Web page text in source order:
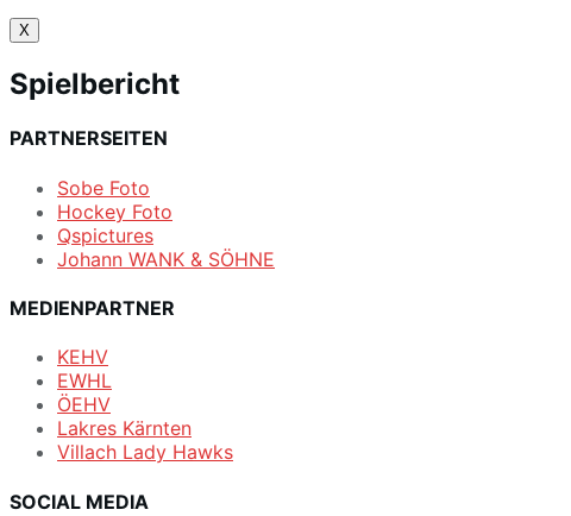
X
Spielbericht
PARTNERSEITEN
Sobe Foto
Hockey Foto
Qspictures
Johann WANK & SÖHNE
MEDIENPARTNER
KEHV
EWHL
ÖEHV
Lakres Kärnten
Villach Lady Hawks
SOCIAL MEDIA